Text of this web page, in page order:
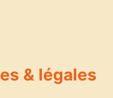
& légales